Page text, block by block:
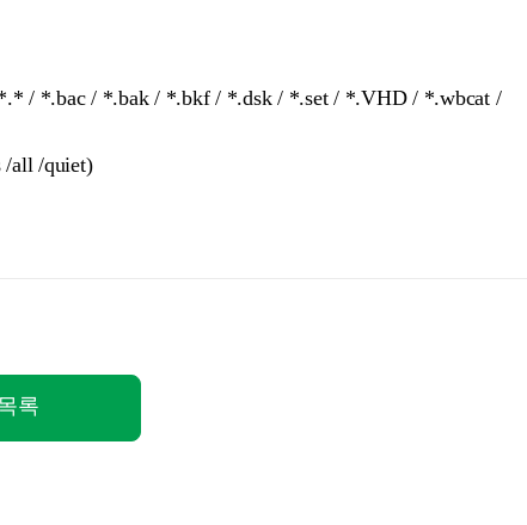
/ *.bac / *.bak / *.bkf / *.dsk / *.set / *.VHD / *.wbcat /
all /quiet)
록